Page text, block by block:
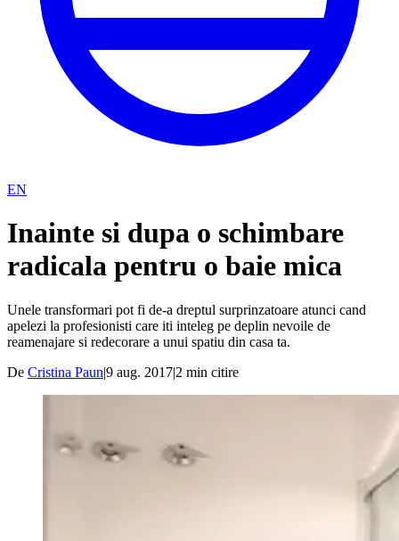
EN
Inainte si dupa o schimbare
radicala pentru o baie mica
Unele transformari pot fi de-a dreptul surprinzatoare atunci cand
apelezi la profesionisti care iti inteleg pe deplin nevoile de
reamenajare si redecorare a unui spatiu din casa ta.
De Cristina Paun|9 aug. 2017|2 min citire